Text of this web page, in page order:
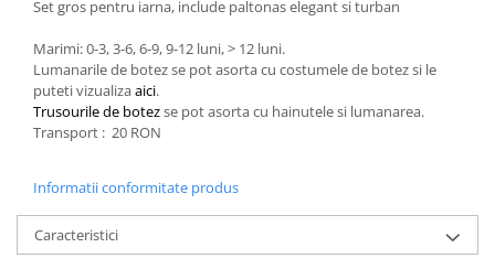
Set gros pentru iarna, include paltonas elegant si turban
Marimi: 0-3, 3-6, 6-9, 9-12 luni, > 12 luni.
Lumanarile de botez se pot asorta cu costumele de botez si le
puteti vizualizaaici.
Trusourile de botezse pot asorta cu hainutele si lumanarea.
Transport : 20 RON
Informatii conformitate produs
Caracteristici